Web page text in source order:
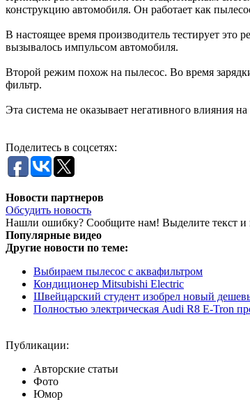
конструкцию автомобиля. Он работает как
В настоящее время производитель тестирует это
вызывалось импульсом автомобиля.
Второй режим похож на пылесос. Во время
фильтр.
Эта система не оказывает негативного влияния
Поделитесь в соцсетях:
Новости партнеров
Обсудить новость
Нашли ошибку? Сообщите нам! Выделите текст и
Популярные видео
Другие новости по теме:
Выбираем пылесос с аквафильтром
Кондиционер Mitsubishi Electric
Швейцарский студент изобрел новый
Полностью электрическая Audi R8 E-Tron
Публикации:
Авторские статьи
Фото
Юмор